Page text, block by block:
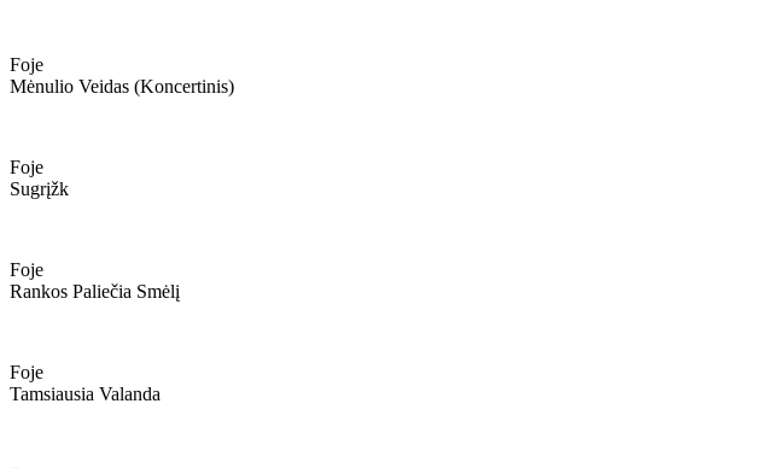
Foje
Mėnulio Veidas (koncertinis)
Foje
Sugrįžk
Foje
Rankos Paliečia Smėlį
Foje
Tamsiausia Valanda